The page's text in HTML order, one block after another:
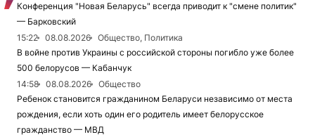
Конференция "Новая Беларусь" всегда приводит к "смене политик"
— Барковский
15:22
08.08.2026
Общество, Политика
В войне против Украины с российской стороны погибло уже более
500 белорусов — Кабанчук
14:58
08.08.2026
Общество
Ребенок становится гражданином Беларуси независимо от места
рождения, если хоть один его родитель имеет белорусское
гражданство — МВД